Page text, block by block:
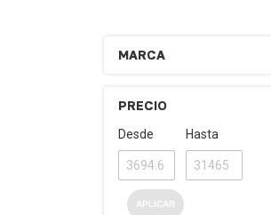
MARCA
PRECIO
Desde Hasta
APLICAR